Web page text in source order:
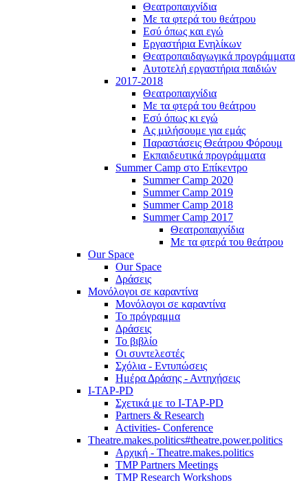
Θεατροπαιχνίδια
Με τα φτερά του θεάτρου
Εσύ όπως και εγώ
Εργαστήρια Ενηλίκων
Θεατροπαιδαγωγικά προγράμματα
Αυτοτελή εργαστήρια παιδιών
2017-2018
Θεατροπαιχνίδια
Με τα φτερά του θεάτρου
Εσύ όπως κι εγώ
Ας μιλήσουμε για εμάς
Παραστάσεις Θεάτρου Φόρουμ
Εκπαιδευτικά προγράμματα
Summer Camp στο Επίκεντρο
Summer Camp 2020
Summer Camp 2019
Summer Camp 2018
Summer Camp 2017
Θεατροπαιχνίδια
Με τα φτερά του θεάτρου
Our Space
Our Space
Δράσεις
Μονόλογοι σε καραντίνα
Μονόλογοι σε καραντίνα
Το πρόγραμμα
Δράσεις
Το βιβλίο
Οι συντελεστές
Σχόλια - Εντυπώσεις
Ημέρα Δράσης - Αντηχήσεις
I-TAP-PD
Σχετικά με το I-TAP-PD
Partners & Research
Activities- Conference
Theatre.makes.politics#theatre.power.politics
Αρχική - Theatre.makes.politics
TMP Partners Meetings
TMP Research Workshops